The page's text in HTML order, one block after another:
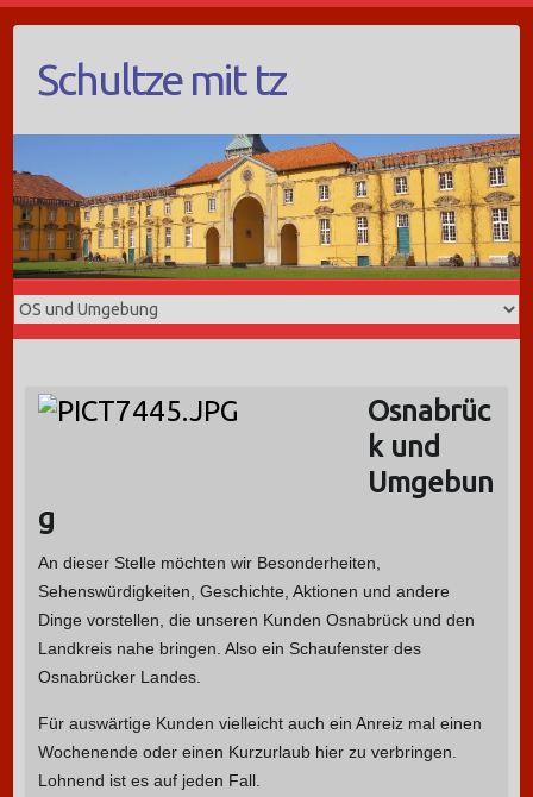
Schultze mit tz
Osnabrüc
k und
Umgebun
g
An dieser Stelle möchten wir Besonderheiten,
Sehenswürdigkeiten, Geschichte, Aktionen und andere
Dinge vorstellen, die unseren Kunden Osnabrück und den
Landkreis nahe bringen. Also ein Schaufenster des
Osnabrücker Landes.
Für auswärtige Kunden vielleicht auch ein Anreiz mal einen
Wochenende oder einen Kurzurlaub hier zu verbringen.
Lohnend ist es auf jeden Fall.